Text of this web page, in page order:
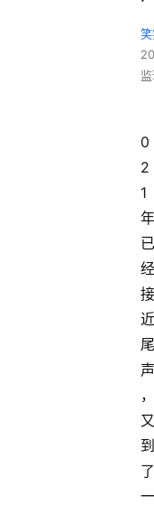
0
2
1
年
已
经
接
近
尾
声
，
又
到
了
一